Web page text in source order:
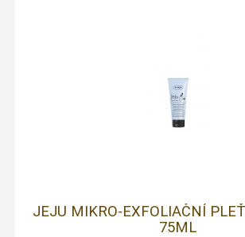
JEJU MIKRO-EXFOLIAČNÍ
75ML